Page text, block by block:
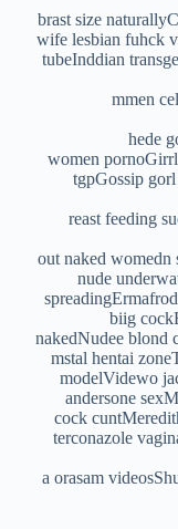
brast size
wife lesbian fuhck
tubeInddian
mmen
hede
women
tgpGossip
reast feeding
out naked womedn
nude
biig
nakedNudee blond
mstal hentai
modelVidewo
andersone
cock
terconazole
a orasam